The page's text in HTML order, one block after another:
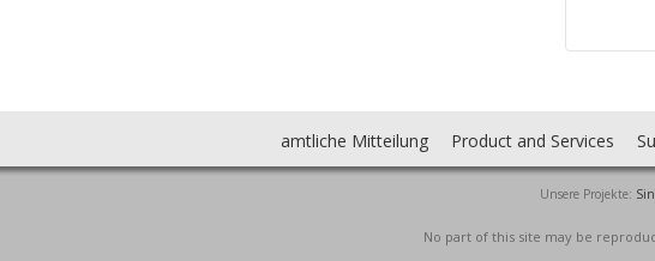
amtliche Mitteilung Product and Services
Unsere Projekte:
No part of this site may be